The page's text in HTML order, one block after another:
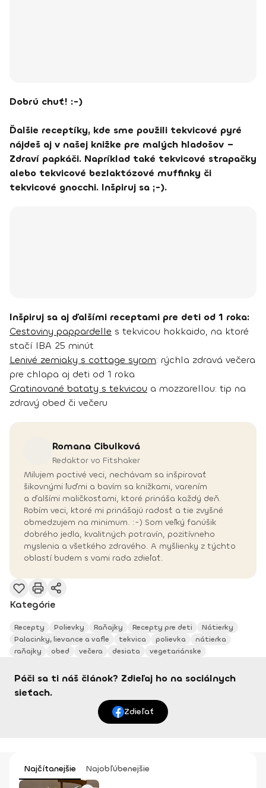
Dobrú chuť! :-)
Ďalšie receptíky, kde sme použili tekvicové pyré
nájdeš aj v našej knižke pre malých hladošov –
Zdraví papkáči. Napríklad také tekvicové strapačky
alebo tekvicové bezlaktózové muffinky či
tekvicové gnocchi. Inšpiruj sa ;-).
Inšpiruj sa aj ďalšími receptami pre deti od 1 roka:
Cestoviny pappardelle s tekvicou hokkaido, na ktoré
stačí IBA 25 minút
Lenivé zemiaky s cottage syrom: rýchla zdravá večera
pre chlapa aj deti od 1 roka
Gratinované bataty s tekvicou a mozzarellou: tip na
zdravý obed či večeru
Romana Cibulková
Redaktor vo Fitshaker
Milujem poctivé veci, nechávam sa inšpirovať
šikovnými ľuďmi a bavím sa knižkami, varením
a ďalšími maličkosťami, ktoré prináša každý deň.
Robím veci, ktoré mi prinášajú radosť a tie zvyšné
obmedzujem na minimum. :-) Som veľký fanúšik
dobrého jedla, kvalitných potravín, pozitívneho
myslenia a všetkého zdravého. A myšlienky z týchto
oblastí budem s vami rada zdieľať.
Kategórie
Recepty Polievky Raňajky Recepty pre deti
Nátierky
Palacinky, lievance a vafle
tekvica polievka
nátierka
raňajky
obed večera desiata vegetariánske
Páči sa ti náš článok? Zdieľaj ho na sociálnych
sieťach.
Zdieľať
Najčítanejšie Najobľúbenejšie